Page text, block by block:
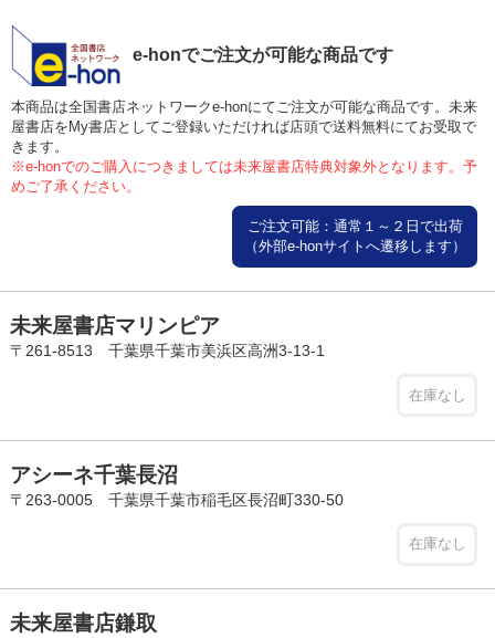
e-honでご注文が可能な商品です
本商品は全国書店ネットワークe-honにてご注文が可能な商品です。未来
屋書店をMy書店としてご登録いただければ店頭で送料無料にてお受取で
きます。
※e-honでのご購入につきましては未来屋書店特典対象外となります。予
めご了承ください。
ご注文可能：通常１～２日で出荷
（外部e-honサイトへ遷移します）
未来屋書店マリンピア
〒261-8513 千葉県千葉市美浜区高洲3-13-1
在庫なし
アシーネ千葉長沼
〒263-0005 千葉県千葉市稲毛区長沼町330-50
在庫なし
未来屋書店鎌取